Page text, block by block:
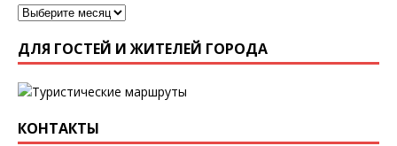
ДЛЯ ГОСТЕЙ И ЖИТЕЛЕЙ ГОРОДА
КОНТАКТЫ